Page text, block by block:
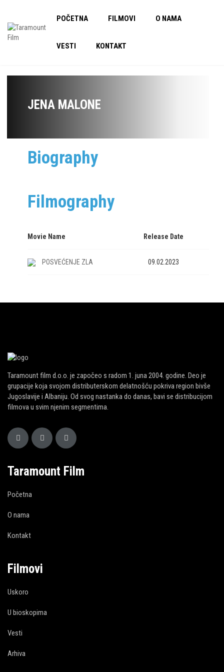
POČETNA FILMOVI O NAMA
VESTI KONTAKT
JENA MALONE
Biography
Filmography
Movie Name Release Date
POSVEĆENJE ZLA 09.02.2023
Taramount film d.o.o. je započeo s radom 1. juna 2004. godine. Deo je
grupacije koja svojom distributerskom delatnošću pokriva region bivše
Jugoslavije i Albaniju. Od svog nastanka do danas, bavi se distribucijom
filmova u svim njenim segmentima.
Taramount Film
Početna
O nama
Kontakt
Filmovi
Uskoro
U bioskopima
Vesti
Arhiva